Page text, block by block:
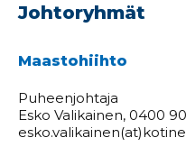
Johtoryhmät
Maastohiihto
Puheenjohtaja
Esko Valikainen, 0400